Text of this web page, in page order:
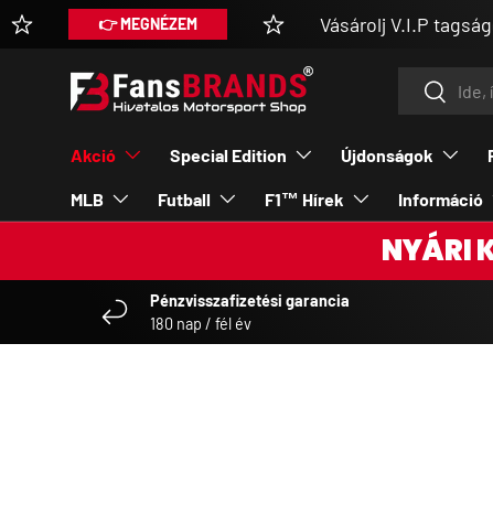
UGRÁS A TARTALOMRA
👉 MEGNÉZEM Vásárolj V.I.P tagsággal
KeresésKeresés
Akció Special Edition Újdonságok
MLB Futball F1™ Hírek Információ
NYÁRI
Pénzvisszafizetési garancia
180 nap / fél év